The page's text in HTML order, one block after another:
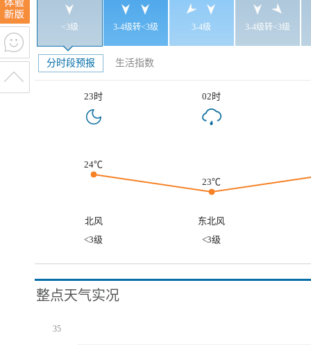
<3级 3-4级转<3级 3-4级 3-4级转<3级
分时段预报 生活指数
23时 02时
24℃
23℃
北风
东北风
<3级
<3级
整点天气实况
35